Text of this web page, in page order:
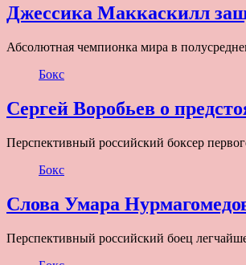
Джессика Маккаскилл
Абсолютная чемпионка мира в
Бокс
Сергей Воробьев о
Перспективный российский боксер
Бокс
Слова Умара
Перспективный российский боец